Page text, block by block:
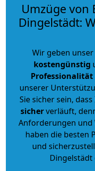
Umzüge von
Dingelstädt:
Wir geben
kostengünstig
Professionalität
unserer
Sie sicher sein,
sicherverläuft,
Anforderungen und
haben die besten
und